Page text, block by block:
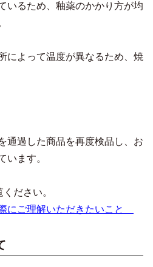
いるため、釉薬のかかり方が均
によって温度が異なるため、焼
通過した商品を再度検品し、お
います。
ださい。
にご理解いただきたいこと